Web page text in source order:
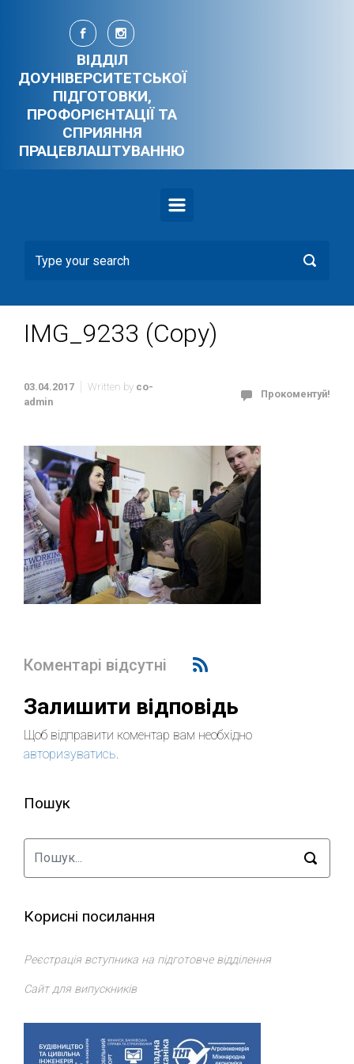
Skip to main content
ВІДДІЛ
ДОУНІВЕРСИТЕТСЬКОЇ
ПІДГОТОВКИ,
ПРОФОРІЄНТАЦІЇ ТА
СПРИЯННЯ
ПРАЦЕВЛАШТУВАННЮ
IMG_9233 (Copy)
03.04.2017 Written by co-
admin
Прокоментуй!
Коментарі відсутні
Залишити відповідь
Щоб відправити коментар вам необхідно
авторизуватись.
Пошук
Корисні посилання
Реєстрація вступника на підготовче відділення
Сайт для випускників